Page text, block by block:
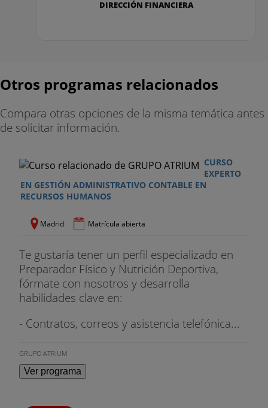
DIRECCIÓN FINANCIERA
Otros programas relacionados
Compara otras opciones de la misma temática antes
de solicitar información.
CURSO
EXPERTO
EN GESTIÓN ADMINISTRATIVO CONTABLE EN
RECURSOS HUMANOS
Madrid Matrícula abierta
Te gustaría tener un perfil especializado en
Preparador Físico y Nutrición Deportiva,
fórmate con nosotros y desarrolla
habilidades clave en:
- Contratos, correos y asistencia telefónica...
GRUPO ATRIUM
Ver programa